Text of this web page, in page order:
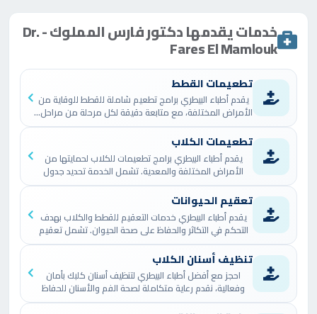
التأهيل الأكاديمي القوي والخبرة العملية الممتدة.
تخرّج من كلية الطب البيطري بجامعة الإسكندرية، ثم
واصل مسيرته العلمية حتى حصل على درجة الدكتوراه
في الطب والجراحة البيطرية بتخصص تناسليات
الحيوانات الأليفة، وهو تخصص دقيق يتطلب فهماً
عميقاً للهرمونات، التكاثر، الحمل، والولادة لدى
الحيوانات.
بدأت مسيرته المهنية داخل البيئة الجامعية، حيث
شارك في التدريب الإكلينيكي والتعامل مع حالات
متنوعة ومعقدة، ثم انتقل للعمل في عدد من
العيادات والمراكز البيطرية المتقدمة، مما أتاح له
خبرة عملية واسعة في تشخيص الأمراض التناسلية
والجراحية وعلاجها بدقة عالية. بفضل هذا المسار
المتكامل، أصبح دكتور فارس مرجعاً موثوقاً لأصحاب
خدمات يقدمها دكتور فارس المملوك - Dr.
Fares El Mamlouk
تطعيمات القطط
يقدم أطباء البيطري برامج تطعيم شاملة للقطط للوقاية من
الأمراض المختلفة، مع متابعة دقيقة لكل مرحلة من مراحل…
تطعيمات الكلاب
يقدم أطباء البيطري برامج تطعيمات للكلاب لحمايتها من
الأمراض المختلفة والمعدية. تشمل الخدمة تحديد جدول
التطعيم المناسب لكل…
تعقيم الحيوانات
يقدم أطباء البيطري خدمات التعقيم للقطط والكلاب بهدف
التحكم في التكاثر والحفاظ على صحة الحيوان. تشمل تعقيم
الحيوانات…
تنظيف أسنان الكلاب
احجز مع أفضل أطباء البيطري لتنظيف أسنان كلبك بأمان
وفعالية، نقدم رعاية متكاملة لصحة الفم والأسنان للحفاظ
على…